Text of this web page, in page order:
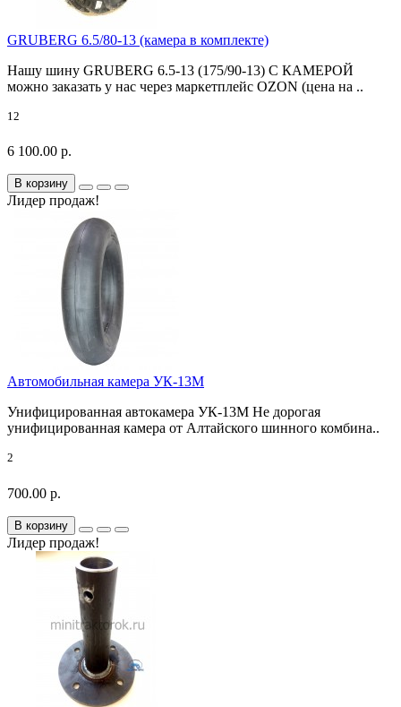
GRUBERG 6.5/80-13 (камера в комплекте)
Нашу шину GRUBERG 6.5-13 (175/90-13) С КАМЕРОЙ
можно заказать у нас через маркетплейс OZON (цена на ..
12
6 100.00 р.
В корзину
Лидер продаж!
Автомобильная камера УК-13М
Унифицированная автокамера УК-13М Не дорогая
унифицированная камера от Алтайского шинного комбина..
2
700.00 р.
В корзину
Лидер продаж!